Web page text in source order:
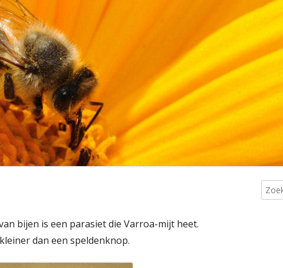
ERVAN
bijen is een parasiet die Varroa-mijt heet.
dan een speldenknop.
naar: